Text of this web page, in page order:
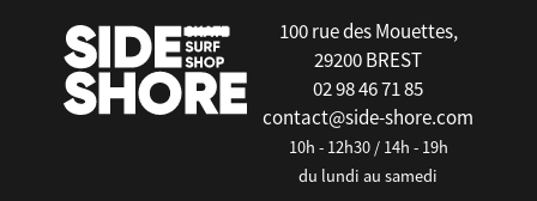
100 rue des Mouettes,
29200 BREST
02 98 46 71 85
contact@side-shore.com
10h - 12h30 / 14h - 19h
du lundi au samedi